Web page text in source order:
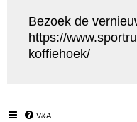
Bezoek de
https://
koffiehoek/
V&A